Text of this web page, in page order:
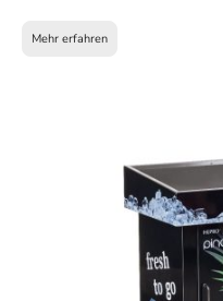
Mehr erfahren